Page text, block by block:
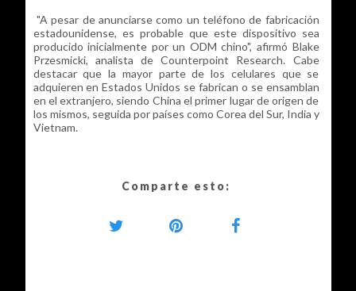
"A pesar de anunciarse como un teléfono de fabricación
estadounidense, es probable que este dispositivo sea
producido inicialmente por un ODM chino", afirmó Blake
Przesmicki, analista de Counterpoint Research. Cabe
destacar que la mayor parte de los celulares que se
adquieren en Estados Unidos se fabrican o se ensamblan
en el extranjero, siendo China el primer lugar de origen de
los mismos, seguida por países como Corea del Sur, India y
Vietnam.
Comparte esto: